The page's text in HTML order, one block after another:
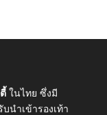
ในไทย ซึ่งมี
นำเข้ารองเท้า